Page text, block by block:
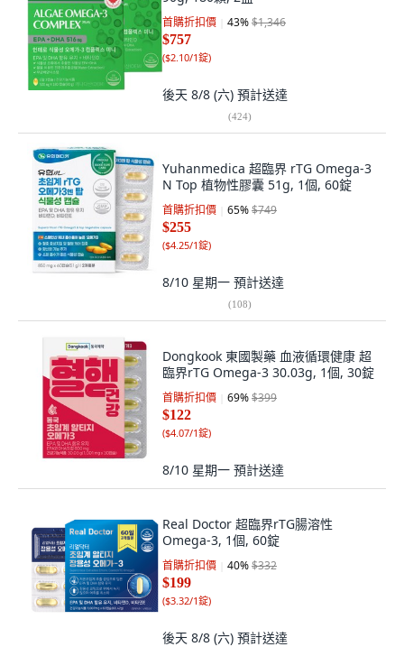
首購折扣價 43%$1,346
$757
($2.10/1錠)
後天 8/8 (六) 預計送達
(424)
Yuhanmedica 超臨界 rTG Omega-3
N Top 植物性膠囊 51g, 1個, 60錠
首購折扣價 65%$749
$255
($4.25/1錠)
8/10 星期一 預計送達
(108)
Dongkook 東國製藥 血液循環健康 超
臨界rTG Omega-3 30.03g, 1個, 30錠
首購折扣價 69%$399
$122
($4.07/1錠)
8/10 星期一 預計送達
Real Doctor 超臨界rTG腸溶性
Omega-3, 1個, 60錠
首購折扣價 40%$332
$199
($3.32/1錠)
後天 8/8 (六) 預計送達